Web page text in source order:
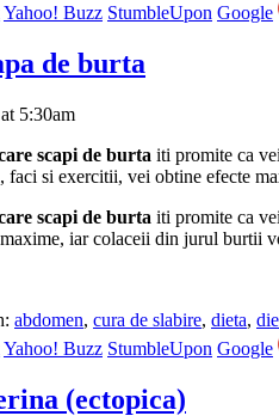
Yahoo! Buzz StumbleUpon Google
de burta
5:30am
scapi de burta iti promite ca
faci si exercitii, vei obtine efecte
scapi de burta iti promite ca
iar colaceii din jurul burtii
abdomen, cura de slabire, dieta,
Yahoo! Buzz StumbleUpon Google
(ectopica)